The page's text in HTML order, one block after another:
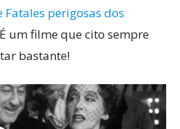
Fatales perigosas dos
um filme que cito sempre
bastante!